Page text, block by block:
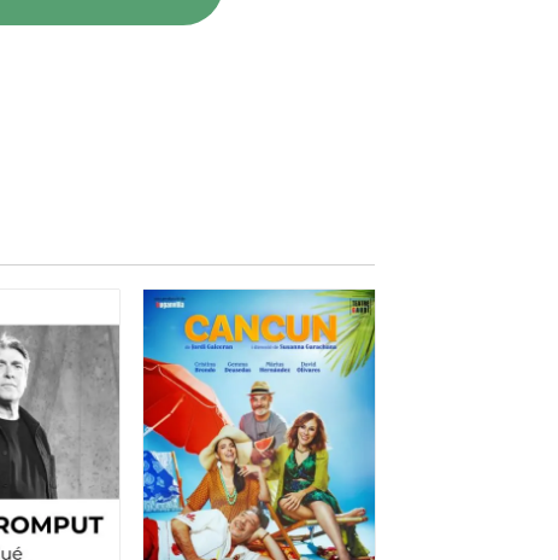
i per aquells que en algun